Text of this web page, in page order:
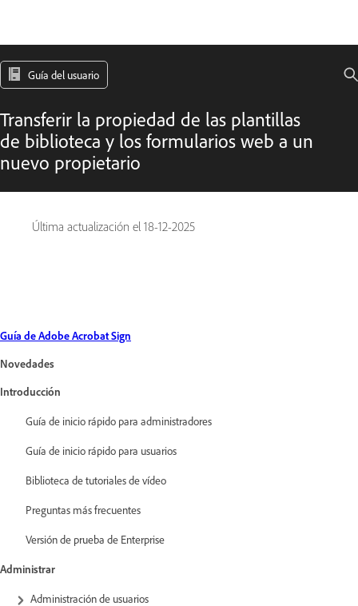
Guía del usuario
Transferir la propiedad de las plantillas
de biblioteca y los formularios web a un
nuevo propietario
Última actualización el 18-12-2025
Guía de Adobe Acrobat Sign
Novedades
Introducción
Guía de inicio rápido para administradores
Guía de inicio rápido para usuarios
Biblioteca de tutoriales de vídeo
Preguntas más frecuentes
Versión de prueba de Enterprise
Administrar
Administración de usuarios